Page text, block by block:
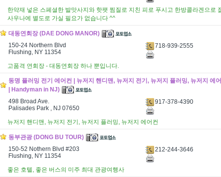
한약재 넣은 스페셜한 발맛사지와 핫팻 찜질로 지친 피로 푸시고 한방콜라겐으로
사우나에 별도로 가실 필요가 없습니다 ^^
대동연회장 (DAE DONG MANOR)
150-24 Northern Blvd
Flushing, NY 11354
718-939-2555
고품격 연회장 - 대동연회장 하나 뿐입니다.
동명 플러밍 전기 에어컨 | 뉴저지 핸디맨, 뉴저지 전기, 뉴저지 플러밍, 뉴저지 에
| Handyman in NJ)
498 Broad Ave.
Palisades Park , NJ 07650
917-378-4390
뉴저지 핸디맨, 뉴저지 전기, 뉴저지 플러밍, 뉴저지 에어컨
동부관광 (DONG BU TOUR)
150-52 Nothern Blvd #203
Flushing, NY 11354
212-244-3646
좋은 호텔, 좋은 버스의 미주 최대 관광여행사